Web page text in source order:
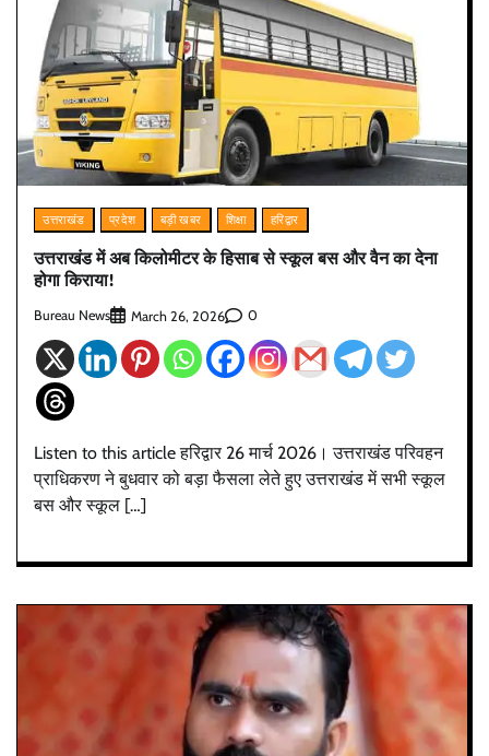
उत्तराखंड प्रदेश बड़ी खबर शिक्षा हरिद्वार
उत्तराखंड में अब किलोमीटर के हिसाब से स्कूल बस और वैन का देना
होगा किराया!
Bureau News March 26, 2026 0
Listen to this article हरिद्वार 26 मार्च 2026। उत्तराखंड परिवहन
प्राधिकरण ने बुधवार को बड़ा फैसला लेते हुए उत्तराखंड में सभी स्कूल
बस और स्कूल […]